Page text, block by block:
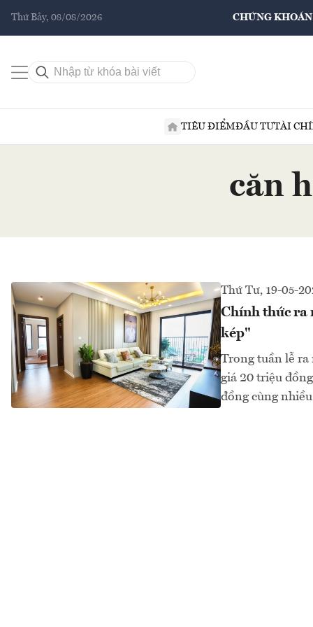
Thứ Bảy, 08/08/2026 CHỨNG KHOÁN
TIÊU ĐIỂMĐẦU TƯTÀI
căn
Thứ Tư, 19-05-
Chính thức ra
kép"
Trong tuần lễ ra
giá 20 triệu
đồng cùng